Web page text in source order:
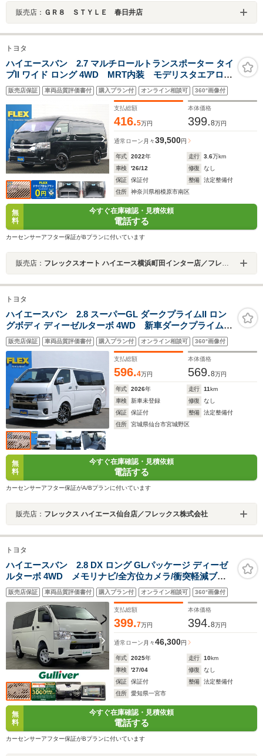
販売店： ＧＲ８ ＳＴＹＬＥ 春日井店
トヨタ
ハイエースバン 2.7 マルチロールトランスポーター タイ
プII ワイド ロング 4WD MRT内装 モデリスタエアロ
ベッドキット フローリング施工 エンジンフードカバ
ー フロアマット 17インチアルミ ナスカータイヤ
オーバーフェンダー デジタルインナーミラー パノラ
ミックビューモニター
販売店保証 車両品質評価書付 購入プラン付 オンライン相談可 360°画像付
支払総額
416.5万円
本体価格
399.8万円
通常ローン 月々39,500円
年式 2022年 走行 3.6万km
車検
'26/12 修復
なし
保証
保証付 整備
法定整備付
住所
神奈川県相模原市南区
無
料
今すぐ在庫確認・見積依頼
電話する
カーセンサーアフター保証がBプランに付いています
販売店： フレックスオート ハイエース横浜町田インター店／フレックスオート株式会社
トヨタ
ハイエースバン 2.8 スーパーGL ダークプライムII ロン
グボディ ディーゼルターボ 4WD 新車ダークプライム
2 フロントスポイラー サイドステップ リアディフェ
ーサー 両側パワースライドドア 089パールホワイト
バイビームヘットライト 1インチローダウン デルフ06
アルミ ベット付き
販売店保証 車両品質評価書付 購入プラン付 オンライン相談可 360°画像付
支払総額
596.4万円
本体価格
569.8万円
年式 2026年 走行 11km
車検
新車未登録 修復
なし
保証
保証付 整備
法定整備付
住所
宮城県仙台市宮城野区
無
料
今すぐ在庫確認・見積依頼
電話する
カーセンサーアフター保証がA/Bプランに付いています
販売店： フレックス ハイエース仙台店／フレックス株式会社
トヨタ
ハイエースバン 2.8 DX ロング GLパッケージ ディーゼ
ルターボ 4WD メモリナビ/全方位カメラ/衝突軽減ブレ
ーキ/両側スライドドア/レーンキープアシスト/オートマチ
ックハイビーム/純正フロアマット/リモコンキ
ー/Bluetooth/AC100V電源/横滑り防止装置/オートライト/
電動格納ミラー
販売店保証 車両品質評価書付 購入プラン付 オンライン相談可 360°画像付
支払総額
399.7万円
本体価格
394.8万円
通常ローン 月々46,300円
年式 2025年 走行 10km
車検
'27/04 修復
なし
保証
保証付 整備
法定整備付
住所
愛知県一宮市
無
料
今すぐ在庫確認・見積依頼
電話する
カーセンサーアフター保証がBプランに付いています